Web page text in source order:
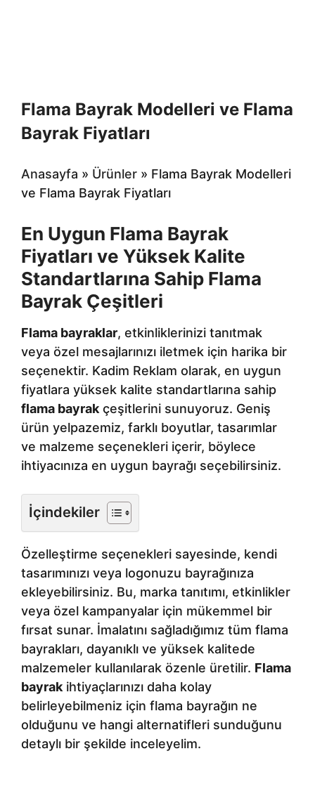
Flama Bayrak Modelleri ve Flama
Bayrak Fiyatları
Anasayfa » Ürünler » Flama Bayrak Modelleri
ve Flama Bayrak Fiyatları
En Uygun Flama Bayrak
Fiyatları ve Yüksek Kalite
Standartlarına Sahip Flama
Bayrak Çeşitleri
Flama bayraklar, etkinliklerinizi tanıtmak
veya özel mesajlarınızı iletmek için harika bir
seçenektir. Kadim Reklam olarak, en uygun
fiyatlara yüksek kalite standartlarına sahip
flama bayrak çeşitlerini sunuyoruz. Geniş
ürün yelpazemiz, farklı boyutlar, tasarımlar
ve malzeme seçenekleri içerir, böylece
ihtiyacınıza en uygun bayrağı seçebilirsiniz.
İçindekiler
Özelleştirme seçenekleri sayesinde, kendi
tasarımınızı veya logonuzu bayrağınıza
ekleyebilirsiniz. Bu, marka tanıtımı, etkinlikler
veya özel kampanyalar için mükemmel bir
fırsat sunar. İmalatını sağladığımız tüm flama
bayrakları, dayanıklı ve yüksek kalitede
malzemeler kullanılarak özenle üretilir. Flama
bayrak ihtiyaçlarınızı daha kolay
belirleyebilmeniz için flama bayrağın ne
olduğunu ve hangi alternatifleri sunduğunu
detaylı bir şekilde inceleyelim.